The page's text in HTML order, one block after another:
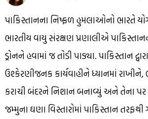
પાકિસ્તાનના નિષ્ફળ હુમલાઓનો ભારતે
ભારતીય વાયુ સંરક્ષણ પ્રણાલીએ
ડ્રોનને હવામાં જ તોડી પાડ્યા. પાકિસ્તાન
ઉશ્કેરણીજનક કાર્યવાહીને ધ્યાનમાં રાખીને,
કરાચી બંદરને નિશાન બનાવ્યું અને તેના પર
જમ્મુના ઘણા વિસ્તારોમાં પાકિસ્તાન